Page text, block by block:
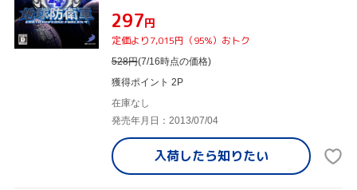
¥297円
定価より7,015円（95%）おトク
528円(7/16時点の価格)
獲得ポイント 2P
在庫なし
発売年月日：2013/07/04
入荷したら知りたい